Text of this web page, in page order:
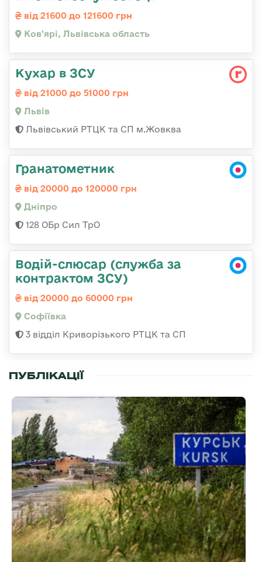
від 21600 до 121600 грн
Ков'ярі, Львівська область
Кухар в ЗСУ
від 21000 до 51000 грн
Львів
Львівський РТЦК та СП м.Жовква
Гранатометник
від 20000 до 120000 грн
Дніпро
128 ОБр Сил ТрО
Водій-слюсар (служба за
контрактом ЗСУ)
від 20000 до 60000 грн
Софіївка
3 відділ Криворізького РТЦК та СП
ПУБЛІКАЦІЇ